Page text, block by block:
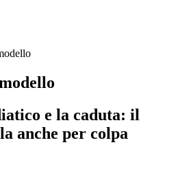
e la caduta: il
anche per colpa